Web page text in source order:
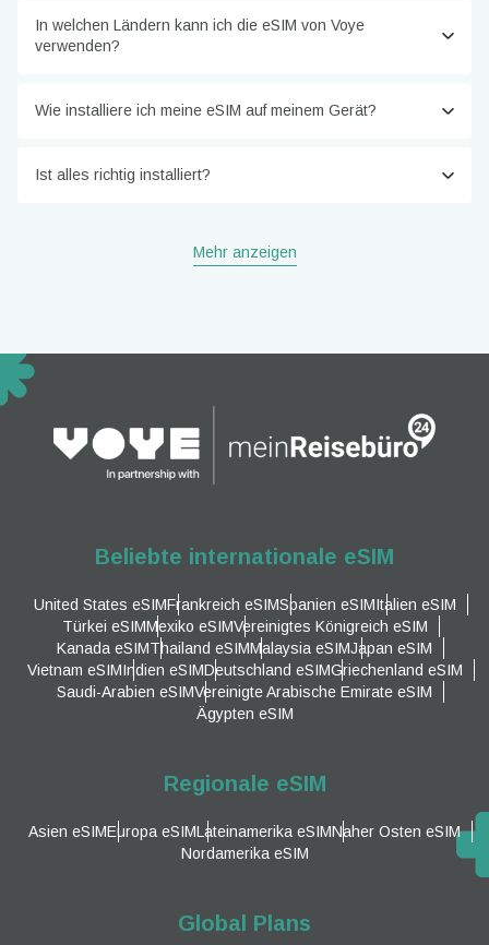
In welchen Ländern kann ich die eSIM von Voye
verwenden?
Wie installiere ich meine eSIM auf meinem Gerät?
Ist alles richtig installiert?
Mehr anzeigen
Beliebte internationale eSIM
United States eSIMFrankreich eSIMSpanien eSIMItalien eSIM
Türkei eSIMMexiko eSIMVereinigtes Königreich eSIM
Kanada eSIMThailand eSIMMalaysia eSIMJapan eSIM
Vietnam eSIMIndien eSIMDeutschland eSIMGriechenland eSIM
Saudi-Arabien eSIMVereinigte Arabische Emirate eSIM
Ägypten eSIM
Regionale eSIM
Asien eSIMEuropa eSIMLateinamerika eSIMNaher Osten eSIM
Nordamerika eSIM
Global Plans